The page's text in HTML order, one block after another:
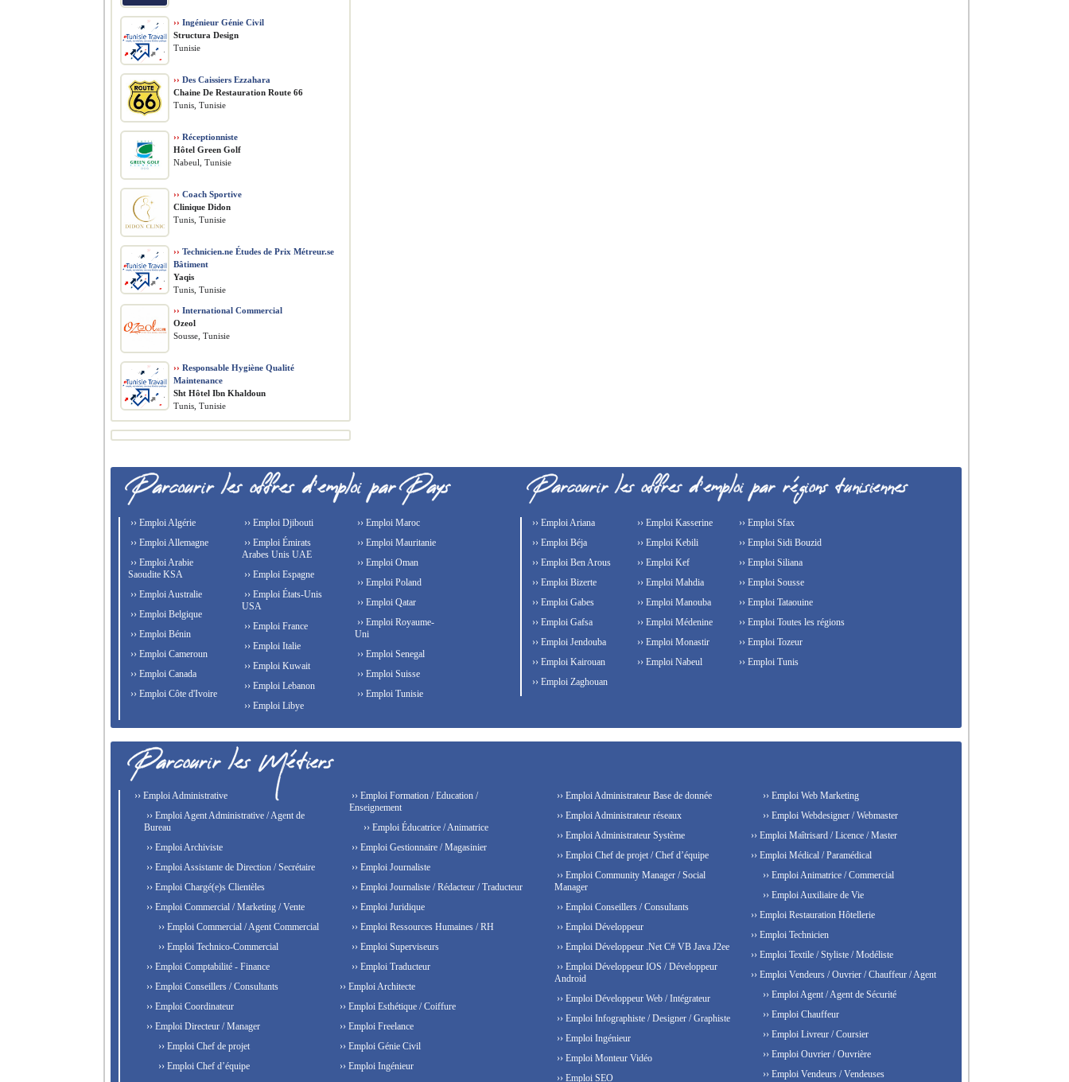
›› Ingénieur Génie Civil
Structura Design
Tunisie
›› Des Caissiers Ezzahara
Chaine De Restauration Route 66
Tunis, Tunisie
›› Réceptionniste
Hôtel Green Golf
Nabeul, Tunisie
›› Coach Sportive
Clinique Didon
Tunis, Tunisie
›› Technicien.ne Études de Prix Métreur.se
Bâtiment
Yaqis
Tunis, Tunisie
›› International Commercial
Ozeol
Sousse, Tunisie
›› Responsable Hygiène Qualité
Maintenance
Sht Hôtel Ibn Khaldoun
Tunis, Tunisie
›› Emploi Algérie
›› Emploi Allemagne
›› Emploi Arabie
Saoudite KSA
›› Emploi Australie
›› Emploi Belgique
›› Emploi Bénin
›› Emploi Cameroun
›› Emploi Canada
›› Emploi Côte d'Ivoire
›› Emploi Djibouti
›› Emploi Émirats
Arabes Unis UAE
›› Emploi Espagne
›› Emploi États-Unis
USA
›› Emploi France
›› Emploi Italie
›› Emploi Kuwait
›› Emploi Lebanon
›› Emploi Libye
›› Emploi Maroc
›› Emploi Mauritanie
›› Emploi Oman
›› Emploi Poland
›› Emploi Qatar
›› Emploi Royaume-
Uni
›› Emploi Senegal
›› Emploi Suisse
›› Emploi Tunisie
›› Emploi Ariana
›› Emploi Béja
›› Emploi Ben Arous
›› Emploi Bizerte
›› Emploi Gabes
›› Emploi Gafsa
›› Emploi Jendouba
›› Emploi Kairouan
›› Emploi Kasserine
›› Emploi Kebili
›› Emploi Kef
›› Emploi Mahdia
›› Emploi Manouba
›› Emploi Médenine
›› Emploi Monastir
›› Emploi Nabeul
›› Emploi Sfax
›› Emploi Sidi Bouzid
›› Emploi Siliana
›› Emploi Sousse
›› Emploi Tataouine
›› Emploi Toutes les régions
›› Emploi Tozeur
›› Emploi Tunis
›› Emploi Zaghouan
›› Emploi Administrative
›› Emploi Agent Administrative / Agent de
Bureau
›› Emploi Archiviste
›› Emploi Assistante de Direction / Secrétaire
›› Emploi Chargé(e)s Clientèles
›› Emploi Commercial / Marketing / Vente
›› Emploi Commercial / Agent Commercial
›› Emploi Technico-Commercial
›› Emploi Comptabilité - Finance
›› Emploi Conseillers / Consultants
›› Emploi Coordinateur
›› Emploi Directeur / Manager
›› Emploi Chef de projet
›› Emploi Chef d’équipe
›› Emploi Formation / Education /
Enseignement
›› Emploi Éducatrice / Animatrice
›› Emploi Gestionnaire / Magasinier
›› Emploi Journaliste
›› Emploi Journaliste / Rédacteur / Traducteur
›› Emploi Juridique
›› Emploi Ressources Humaines / RH
›› Emploi Superviseurs
›› Emploi Traducteur
›› Emploi Architecte
›› Emploi Esthétique / Coiffure
›› Emploi Freelance
›› Emploi Génie Civil
›› Emploi Ingénieur
›› Emploi Administrateur Base de donnée
›› Emploi Administrateur réseaux
›› Emploi Administrateur Système
›› Emploi Chef de projet / Chef d’équipe
›› Emploi Community Manager / Social
Manager
›› Emploi Conseillers / Consultants
›› Emploi Développeur
›› Emploi Développeur .Net C# VB Java J2ee
›› Emploi Développeur IOS / Développeur
Android
›› Emploi Développeur Web / Intégrateur
›› Emploi Infographiste / Designer / Graphiste
›› Emploi Ingénieur
›› Emploi Monteur Vidéo
›› Emploi SEO
›› Emploi Web Marketing
›› Emploi Webdesigner / Webmaster
›› Emploi Maîtrisard / Licence / Master
›› Emploi Médical / Paramédical
›› Emploi Animatrice / Commercial
›› Emploi Auxiliaire de Vie
›› Emploi Restauration Hôtellerie
›› Emploi Technicien
›› Emploi Textile / Styliste / Modéliste
›› Emploi Vendeurs / Ouvrier / Chauffeur / Agent
›› Emploi Agent / Agent de Sécurité
›› Emploi Chauffeur
›› Emploi Livreur / Coursier
›› Emploi Ouvrier / Ouvrière
›› Emploi Vendeurs / Vendeuses